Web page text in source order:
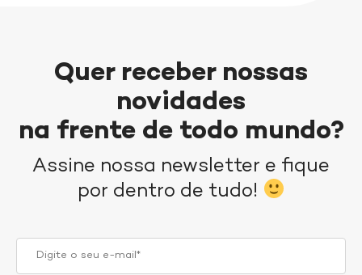
Quer receber nossas
novidades
na frente de todo mundo?
Assine nossa newsletter e fique
por dentro de tudo!